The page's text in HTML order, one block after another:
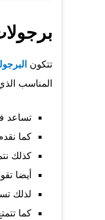
تتكون
المناسب
تساعد
كما
كذلك
أيضا
لذلك تساعد
كما